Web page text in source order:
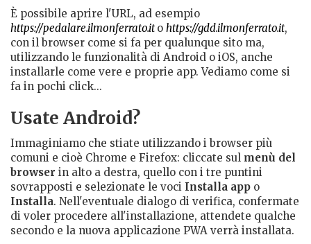
È possibile aprire l'URL, ad esempio
https://pedalare.ilmonferrato.it o https://gdd.ilmonferrato.it,
con il browser come si fa per qualunque sito ma,
utilizzando le funzionalità di Android o iOS, anche
installarle come vere e proprie app. Vediamo come si
fa in pochi click...
Usate Android?
Immaginiamo che stiate utilizzando i browser più
comuni e cioè Chrome e Firefox: cliccate sul menù del
browser in alto a destra, quello con i tre puntini
sovrapposti e selezionate le voci Installa app o
Installa. Nell'eventuale dialogo di verifica, confermate
di voler procedere all'installazione, attendete qualche
secondo e la nuova applicazione PWA verrà installata.